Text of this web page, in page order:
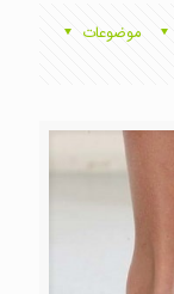
موضوعات